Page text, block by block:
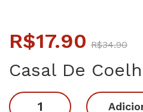
R$34.90O
R$17.90
O
Casal De
Casal